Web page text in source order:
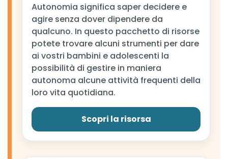
Autonomia significa saper decidere e
agire senza dover dipendere da
qualcuno. In questo pacchetto di risorse
potete trovare alcuni strumenti per dare
ai vostri bambini e adolescenti la
possibilità di gestire in maniera
autonoma alcune attività frequenti della
loro vita quotidiana.
Scopri la risorsa